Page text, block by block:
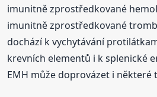
imunitně zprostředkované
imunitně zprostředkované
dochází k vychytávání
krevních elementů i k splenické
EMH může doprovázet i